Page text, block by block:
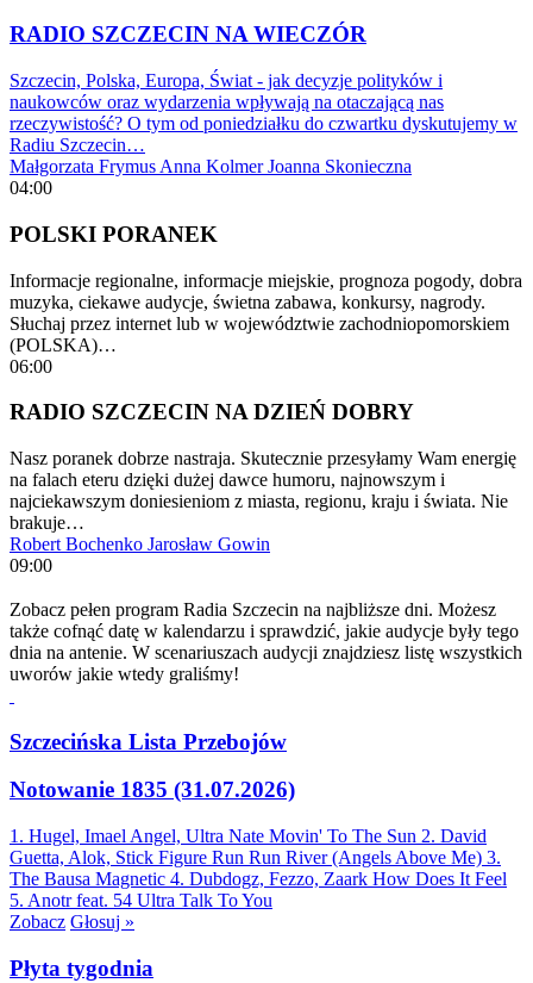
RADIO SZCZECIN NA WIECZÓR
Szczecin, Polska, Europa, Świat - jak decyzje polityków i
naukowców oraz wydarzenia wpływają na otaczającą nas
rzeczywistość? O tym od poniedziałku do czwartku dyskutujemy w
Radiu Szczecin…
Małgorzata Frymus Anna Kolmer Joanna Skonieczna
04:00
POLSKI PORANEK
Informacje regionalne, informacje miejskie, prognoza pogody, dobra
muzyka, ciekawe audycje, świetna zabawa, konkursy, nagrody.
Słuchaj przez internet lub w województwie zachodniopomorskiem
(POLSKA)…
06:00
RADIO SZCZECIN NA DZIEŃ DOBRY
Nasz poranek dobrze nastraja. Skutecznie przesyłamy Wam energię
na falach eteru dzięki dużej dawce humoru, najnowszym i
najciekawszym doniesieniom z miasta, regionu, kraju i świata. Nie
brakuje…
Robert Bochenko Jarosław Gowin
09:00
Zobacz pełen program Radia Szczecin na najbliższe dni. Możesz
także cofnąć datę w kalendarzu i sprawdzić, jakie audycje były tego
dnia na antenie. W scenariuszach audycji znajdziesz listę wszystkich
uworów jakie wtedy graliśmy!
Szczecińska Lista Przebojów
Notowanie 1835 (31.07.2026)
1. Hugel, Imael Angel, Ultra Nate Movin' To The Sun 2. David
Guetta, Alok, Stick Figure Run Run River (Angels Above Me) 3.
The Bausa Magnetic 4. Dubdogz, Fezzo, Zaark How Does It Feel
5. Anotr feat. 54 Ultra Talk To You
Zobacz Głosuj »
Płyta tygodnia